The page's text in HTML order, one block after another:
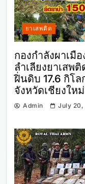
ยาเสพติด
กองกำลังผาเมื
ลำเลียงยาเสพ
ฝิ่นดิบ 17.6 กิโ
จังหวัดเชียงใหม่
Admin July 20,